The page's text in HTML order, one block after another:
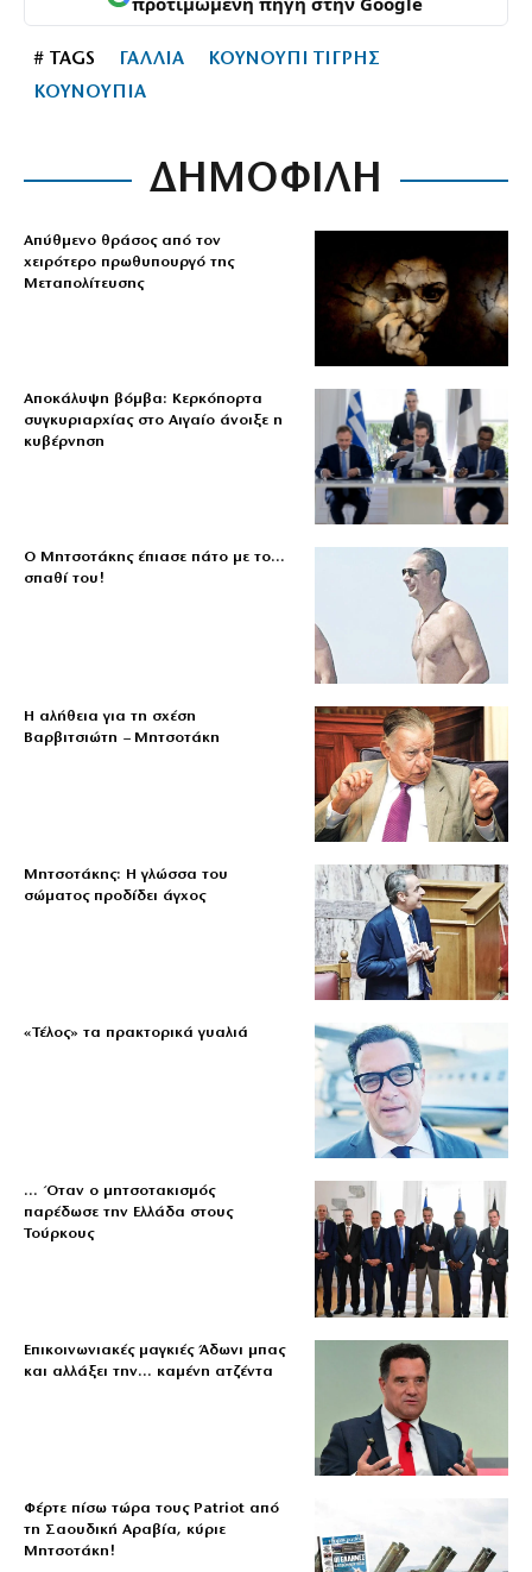
# TAGS ΓΑΛΛΙΑ
ΚΟΥΝΟΥΠΙ ΤΙΓΡΗΣ
ΚΟΥΝΟΥΠΙΑ
ΔΗΜΟΦΙΛΗ
Απύθμενο θράσος από τον
χειρότερο πρωθυπουργό της
Μεταπολίτευσης
Αποκάλυψη βόμβα: Κερκόπορτα
συγκυριαρχίας στο Αιγαίο άνοιξε η
κυβέρνηση
Ο Μητσοτάκης έπιασε πάτο με το…
σπαθί του!
Η αλήθεια για τη σχέση
Βαρβιτσιώτη – Μητσοτάκη
Μητσοτάκης: Η γλώσσα του
σώματος προδίδει άγχος
«Τέλος» τα πρακτορικά γυαλιά
… Όταν ο μητσοτακισμός
παρέδωσε την Ελλάδα στους
Τούρκους
Επικοινωνιακές μαγκιές Άδωνι μπας
και αλλάξει την… καμένη ατζέντα
Φέρτε πίσω τώρα τους Patriot από
τη Σαουδική Αραβία, κύριε
Μητσοτάκη!